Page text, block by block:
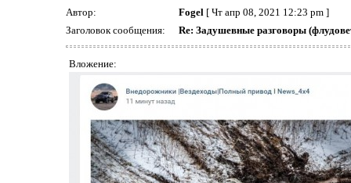
Автор: Fogel [ Чт апр 08, 2021 12:23 pm ]
Заголовок сообщения:
Re: Задушевные разговоры
Вложение: